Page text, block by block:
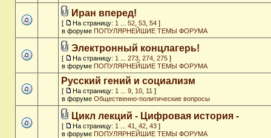
Иран вперед!
[ На страницу: 1 52 53 54 ]
в форуме ПОПУЛЯРНЕЙШИЕ ТЕМЫ ФОРУМА
Электронный концлагерь!
[ На страницу: 1 273 274 275 ]
в форуме ПОПУЛЯРНЕЙШИЕ ТЕМЫ ФОРУМА
Русский гений и социализм
[ На страницу: 1 9 10 11 ]
в форуме Общественно-политические вопросы
Цикл лекций - Цифровая история -
[ На страницу: 1 41 42 43 ]
в форуме ПОПУЛЯРНЕЙШИЕ ТЕМЫ ФОРУМА